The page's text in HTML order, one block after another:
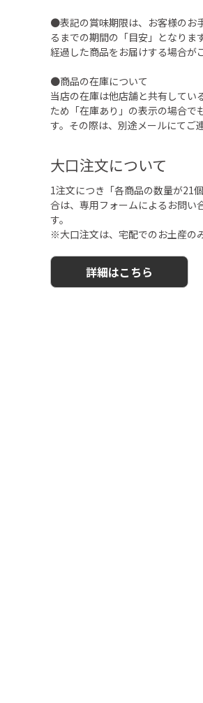
●表記の賞味期限は、お客様のお
るまでの期間の「目安」となりま
経過した商品をお届けする場合が
●商品の在庫について
当店の在庫は他店舗と共有してい
ため「在庫あり」の表示の場合で
す。その際は、別途メールにてご
大口注文について
1注文につき「各商品の数量が21
合は、専用フォームによるお問い
す。
※大口注文は、宅配でのお土産の
詳細はこちら